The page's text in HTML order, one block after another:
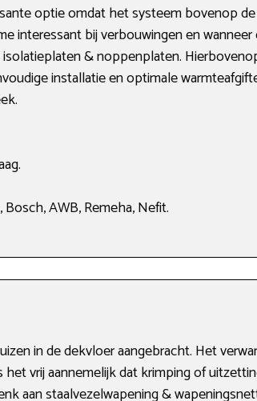
optie omdat het systeem bovenop
interessant bij verbouwingen en
& noppenplaten.
installatie en optimale
AWB, Remeha, Nefit.
in de dekvloer aangebracht. Het
vrij aannemelijk dat krimping of
aan staalvezelwapening &